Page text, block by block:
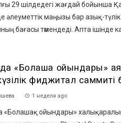
29 шілдедегі жағдай бойынша
әлеуметтік маңызы бар азық-
бағасы төмендеді. Апта ішінде
«Болашақ ойындары»
фиджитал саммиті
1 неделя ago
«Болашақ ойындары»